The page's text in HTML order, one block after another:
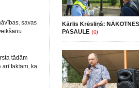
savas
tādām
faktam, ka
Kārlis Krēsliņš: NĀKOTNES
PASAULE (0)